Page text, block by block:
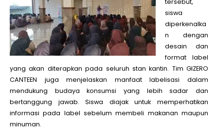
tersebut,
siswa
diperkenalka
n dengan
desain dan
format label
yang akan diterapkan pada seluruh stan kantin. Tim GIZERO
CANTEEN juga menjelaskan manfaat labelisasi dalam
mendukung budaya konsumsi yang lebih sadar dan
bertanggung jawab. Siswa diajak untuk memperhatikan
informasi pada label sebelum membeli makanan maupun
minuman.